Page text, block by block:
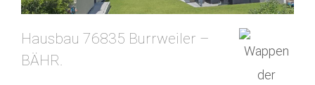
Hausbau 76835 Burrweiler –
BÄHR.